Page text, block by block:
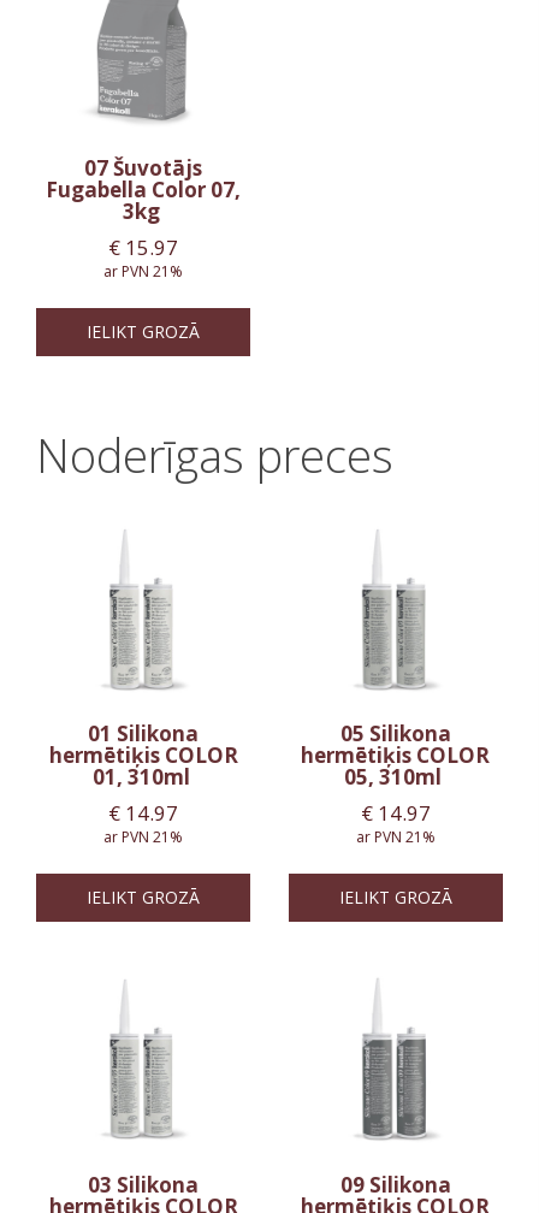
07 Šuvotājs
Fugabella Color 07,
3kg
€ 15.97
ar PVN 21%
IELIKT GROZĀ
Noderīgas preces
01 Silikona
hermētiķis COLOR
01, 310ml
€ 14.97
ar PVN 21%
IELIKT GROZĀ
05 Silikona
hermētiķis COLOR
05, 310ml
€14.97
ar PVN 21%
IELIKT GROZĀ
03 Silikona
hermētiķis COLOR
09 Silikona
hermētiķis COLOR